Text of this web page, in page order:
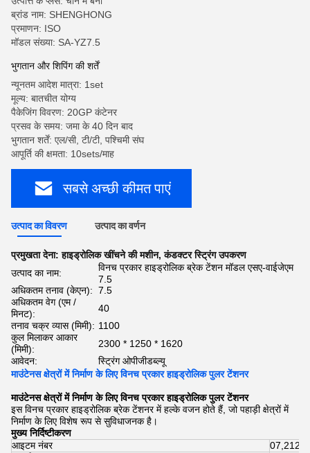
ब्रांड नाम: SHENGHONG
प्रमाणन: ISO
मॉडल संख्या: SA-YZ7.5
भुगतान और शिपिंग की शर्तें
न्यूनतम आदेश मात्रा: 1set
मूल्य: बातचीत योग्य
पैकेजिंग विवरण: 20GP कंटेनर
प्रसव के समय: जमा के 40 दिन बाद
भुगतान शर्तें: एल/सी, टी/टी, पश्चिमी संघ
आपूर्ति की क्षमता: 10sets/माह
सबसे अच्छी कीमत पाएं
उत्पाद का विवरण उत्पाद का वर्णन
प्रमुखता देना:हाइड्रोलिक खींचने की मशीन,कंडक्टर स्ट्रिंग उपकरण
उत्पाद का नाम:
विनच प्रकार हाइड्रोलिक ब्रेक टेंशन मॉडल एसए-वाईजेएम
7.5
अधिकतम तनाव (केएन): 7.5
अधिकतम वेग (एम /
मिनट):
40
तनाव चक्र व्यास (मिमी): 1100
कुल मिलाकर आकार
(मिमी):
2300 * 1250 * 1620
आवेदन:
स्ट्रिंग ओपीजीडब्ल्यू
माउंटेनस क्षेत्रों में निर्माण के लिए विनच प्रकार हाइड्रोलिक पुलर टेंशनर
माउंटेनस क्षेत्रों में निर्माण के लिए विनच प्रकार हाइड्रोलिक पुलर टेंशनर
इस विनच प्रकार हाइड्रोलिक ब्रेक टेंशनर में हल्के वजन होते हैं, जो पहाड़ी क्षेत्रों में
निर्माण के लिए विशेष रूप से सुविधाजनक है।
मुख्य निर्दिष्टीकरण
आइटम नंबर
07,212